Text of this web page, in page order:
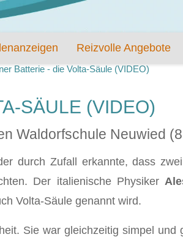
Reizvolle Angebote
Batterie - die Volta-Säule (VIDEO)
SÄULE (VIDEO)
Waldorfschule Neuwied
durch Zufall erkannte, dass
Der italienische Physiker
Volta-Säule genannt wird.
Sie war gleichzeitig simpel